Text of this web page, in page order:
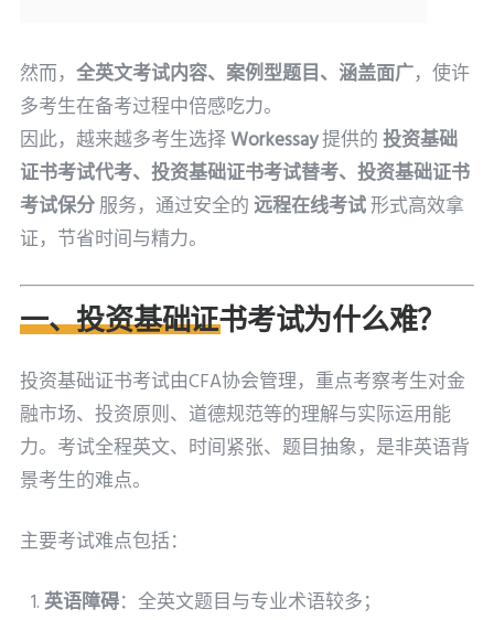
然而， 全英文考试内容、案例型题目、涵盖面广，使许
多考生在备考过程中倍感吃力。
因此，越来越多考生选择Workessay提供的投资基础
证书考试代考、投资基础证书考试替考、投资基础证书
考试保分服务，通过安全的远程在线考试形式高效拿
证，节省时间与精力。
一、投资基础证书考试为什么难？
投资基础证书考试由CFA协会管理，重点考察考生对金
融市场、投资原则、道德规范等的理解与实际运用能
力。考试全程英文、时间紧张、题目抽象，是非英语背
景考生的难点。
主要考试难点包括：
英语障碍：全英文题目与专业术语较多；